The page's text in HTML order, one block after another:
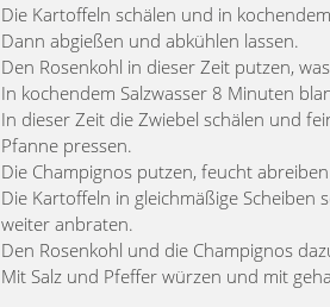
Die Kartoffeln schälen und in
Dann abgießen und abkühlen lassen.
Den Rosenkohl in dieser Zeit putzen,
In kochendem Salzwasser 8 Minuten
In dieser Zeit die Zwiebel schälen und
Pfanne pressen.
Die Champignos putzen, feucht
Die Kartoffeln in gleichmäßige Scheiben
weiter anbraten.
Den Rosenkohl und die Champignos
Mit Salz und Pfeffer würzen und mit